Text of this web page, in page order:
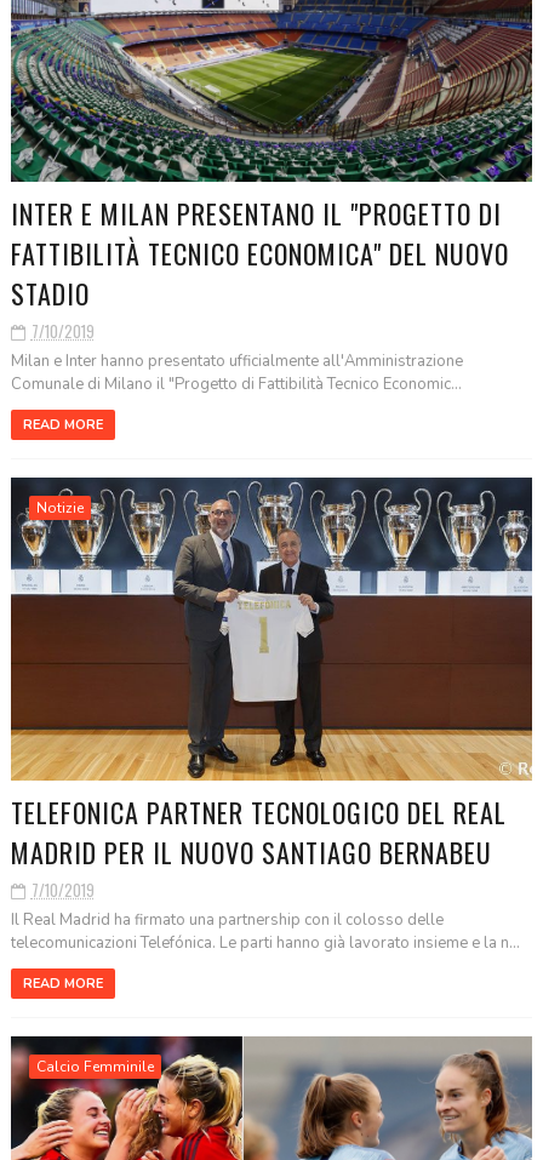
INTER E MILAN PRESENTANO IL "PROGETTO DI
FATTIBILITÀ TECNICO ECONOMICA" DEL NUOVO
STADIO
7/10/2019
Milan e Inter hanno presentato ufficialmente all'Amministrazione
Comunale di Milano il "Progetto di Fattibilità Tecnico Economic...
READ MORE
Notizie
TELEFONICA PARTNER TECNOLOGICO DEL REAL
MADRID PER IL NUOVO SANTIAGO BERNABEU
7/10/2019
Il Real Madrid ha firmato una partnership con il colosso delle
telecomunicazioni Telefónica. Le parti hanno già lavorato insieme e la n...
READ MORE
Calcio Femminile